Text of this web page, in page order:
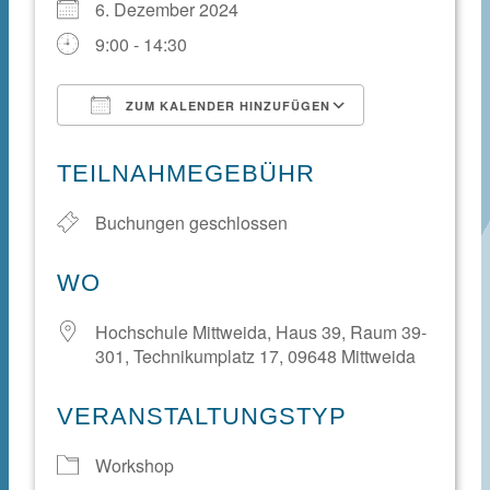
6. Dezember 2024
9:00 - 14:30
ZUM KALENDER HINZUFÜGEN
TEILNAHMEGEBÜHR
Buchungen geschlossen
WO
Hochschule Mittweida, Haus 39, Raum 39-
301, Technikumplatz 17, 09648 Mittweida
VERANSTALTUNGSTYP
Workshop